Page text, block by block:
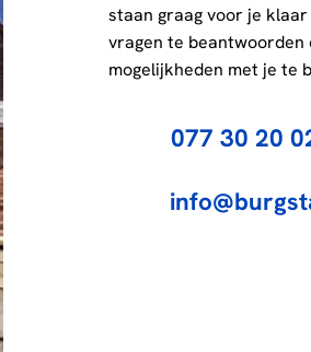
staan graag voor je klaar
vragen te beantwoorden
mogelijkheden met je te
077 30 20